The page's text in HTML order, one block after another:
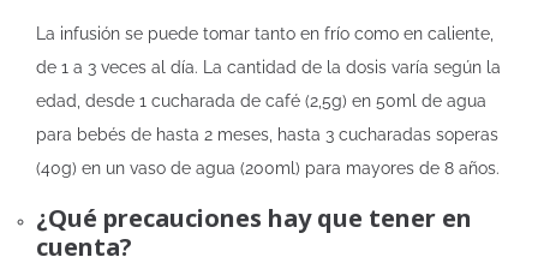
La infusión se puede tomar tanto en frío como en caliente,
de 1 a 3 veces al día. La cantidad de la dosis varía según la
edad, desde 1 cucharada de café (2,5g) en 50ml de agua
para bebés de hasta 2 meses, hasta 3 cucharadas soperas
(40g) en un vaso de agua (200ml) para mayores de 8 años.
¿Qué precauciones hay que tener en
cuenta?